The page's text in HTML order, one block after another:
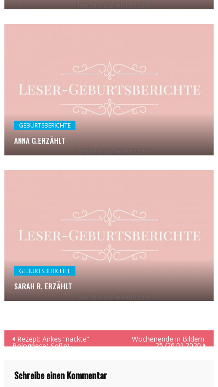
GEBURTSBERICHTE
ANNA G.ERZÄHLT
GEBURTSBERICHTE
SARAH R. ERZÄHLT
Beitragsnavigation
Rezept: Ankes “nackte”
Bolognese(-Soße)
Wochenende in Bildern:
25./26.01.2020
Schreibe einen Kommentar